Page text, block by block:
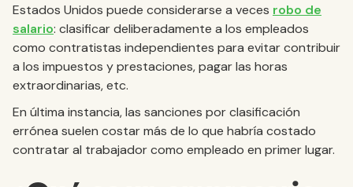
Estados Unidos puede considerarse a veces robo de
salario: clasificar deliberadamente a los empleados
como contratistas independientes para evitar contribuir
a los impuestos y prestaciones, pagar las horas
extraordinarias, etc.
En última instancia, las sanciones por clasificación
errónea suelen costar más de lo que habría costado
contratar al trabajador como empleado en primer lugar.